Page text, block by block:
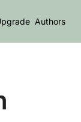
Authors